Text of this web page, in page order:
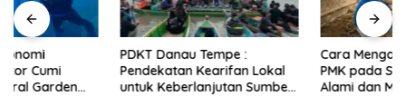
PDKT Danau Tempe :
Pendekatan Kearifan Lokal
untuk Keberlanjutan Sumber
Cara Mengatasi Penyakit
PMK pada Sapi Perah Secara
Alami dan Medis